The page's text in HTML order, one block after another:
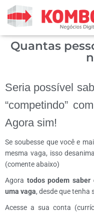
Quantas
Seria possível
“competindo”
Agora sim!
Se soubesse que você e
mesma vaga, isso
(comente abaixo)
Agora todos podem saber
uma vaga, desde que tenha
Acesse a sua conta